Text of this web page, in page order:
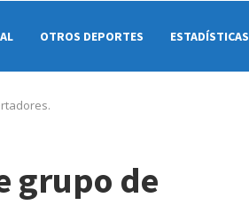
OTROS DEPORTES ESTADÍSTICAS
grupo de